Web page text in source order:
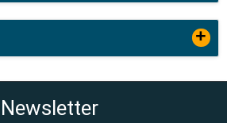
+
Newsletter